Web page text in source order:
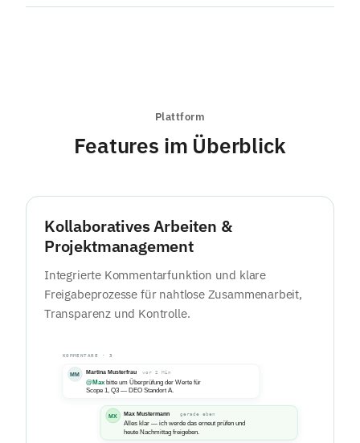
Plattform
Features im Überblick
Kollaboratives Arbeiten &
Projektmanagement
Integrierte Kommentarfunktion und klare
Freigabeprozesse für nahtlose Zusammenarbeit,
Transparenz und Kontrolle.